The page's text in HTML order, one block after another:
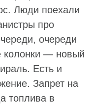
Люди поехали
про
очереди
колонки — новый
Есть и
Запрет на
топлива в